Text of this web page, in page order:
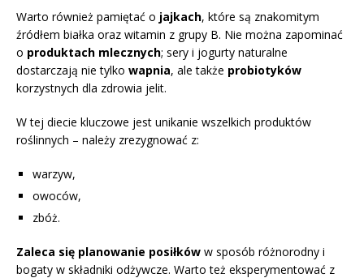
Warto również pamiętać o jajkach, które są znakomitym
źródłem białka oraz witamin z grupy B. Nie można zapominać
o produktach mlecznych; sery i jogurty naturalne
dostarczają nie tylko wapnia, ale także probiotyków
korzystnych dla zdrowia jelit.
W tej diecie kluczowe jest unikanie wszelkich produktów
roślinnych – należy zrezygnować z:
warzyw,
owoców,
zbóż.
Zaleca się planowanie posiłków w sposób różnorodny i
bogaty w składniki odżywcze. Warto też eksperymentować z